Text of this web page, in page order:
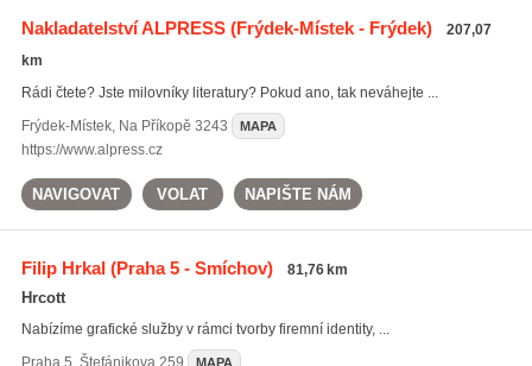
Nakladatelství ALPRESS(Frýdek-Místek - Frýdek)
207,07
km
Rádi čtete? Jste milovníky literatury? Pokud ano, tak neváhejte ...
Frýdek-Místek, Na Příkopě 3243 MAPA
https://www.alpress.cz
NAVIGOVAT VOLAT NAPIŠTE NÁM
Filip Hrkal(Praha 5 - Smíchov) 81,76 km
Hrcott
Nabízíme grafické služby v rámci tvorby firemní identity, ...
Praha 5 Štefánikova 259 MAPA